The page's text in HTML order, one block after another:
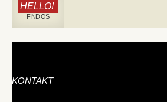
HELLO!
FIND OS
KONTAKT